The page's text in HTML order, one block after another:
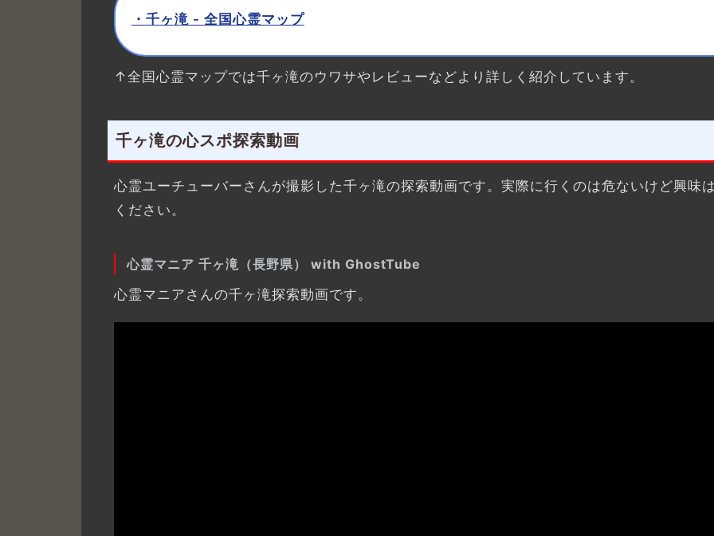
・千ヶ滝 - 全国心霊マップ
↑全国心霊マップでは千ヶ滝のウワサやレビューなどより詳しく紹介しています。
千ヶ滝の心スポ探索動画
心霊ユーチューバーさんが撮影した千ヶ滝の探索動画です。実際に行くのは危ないけど興味
ください。
心霊マニア 千ヶ滝（長野県） with GhostTube
心霊マニアさんの千ヶ滝探索動画です。